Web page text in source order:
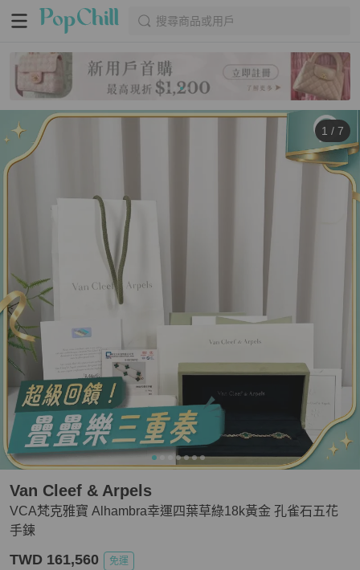
搜尋商品或用戶
1 / 7
VCA梵克雅寶 Alhambra幸運四葉草綠18k黃金 孔雀石五花
手鍊
Van Cleef & Arpels
TWD 161,560 免運